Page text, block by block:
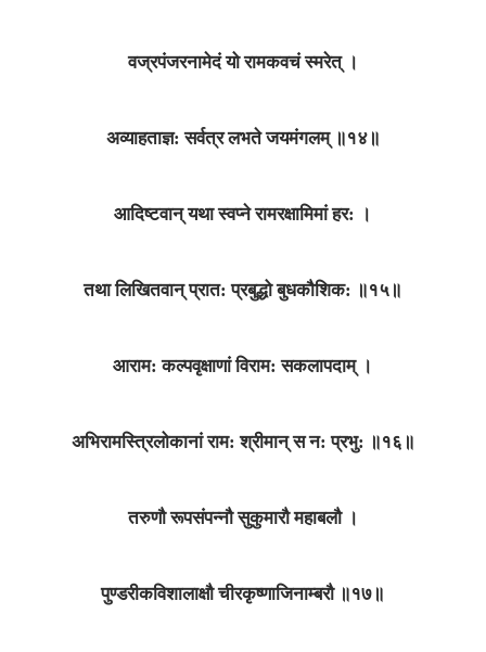
वज्रपंजरनामेदं यो रामकवचं स्मरेत्‌ ।
अव्याहताज्ञ: सर्वत्र लभते जयमंगलम्‌ ॥१४॥
आदिष्टवान्‌ यथा स्वप्ने रामरक्षामिमां हर: ।
तथा लिखितवान्‌ प्रात: प्रबुद्धो बुधकौशिक: ॥१५॥
आराम: कल्पवृक्षाणां विराम: सकलापदाम्‌ ।
अभिरामस्त्रिलोकानां राम: श्रीमान्‌ स न: प्रभु: ॥१६॥
तरुणौ रूपसंपन्नौ सुकुमारौ महाबलौ ।
पुण्डरीकविशालाक्षौ चीरकृष्णाजिनाम्बरौ ॥१७॥